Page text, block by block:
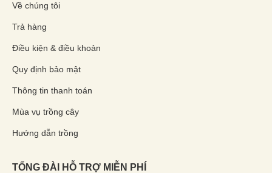
Về chúng tôi
Trả hàng
Điều kiện & điều khoản
Quy định bảo mật
Thông tin thanh toán
Mùa vụ trồng cây
Hướng dẫn trồng
TỔNG ĐÀI HỖ TRỢ MIỄN PHÍ